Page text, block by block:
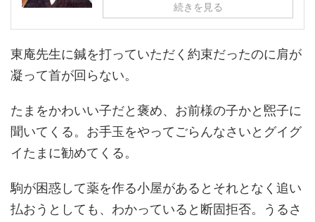
続きを見る
東庵先生に鍼を打っていただく約束だったのに肩が
凝って首が回らない。
たまをかわいい子だと褒め、お前様の子かと煕子に
聞いてくる。お手玉をやってごらんなさいとグイグ
イたまに勧めてくる。
駒が困惑して薬を作る小屋があるとそれとなく追い
払おうとしても、わかっていると断固拒否。うるさ